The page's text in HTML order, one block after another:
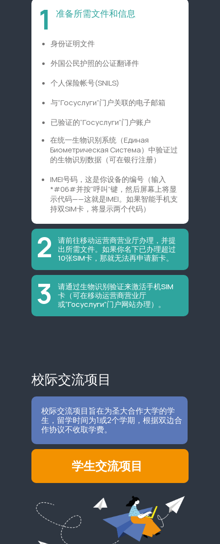
在统一生物识别系统（Единая
Биометрическая Система）中验证过
的生物识别数据（可在银行注册）
IMEI号码，这是你设备的编号（输入
*#06#并按“呼叫”键，然后屏幕上将显
示代码——这就是IMEI。如果智能手机支
持双SIM卡，将显示两个代码）
准备所需文件和信息
身份证明文件
外国公民护照的公证翻译件
个人保险帐号(SNILS)
与“Госуслуги”门户关联的电子邮箱
已验证的“Госуслуги”门户账户
请前往移动运营商营业厅办理，并提
出所需文件。如果你名下已办理超过
10张SIM卡，那就无法再申请新卡。
请通过生物识别验证来激活手机SIM
卡（可在移动运营商营业厅
或“Госуслуги”门户网站办理）。
3
2
1
校际交流项目
校际交流项目旨在为圣大合作大学的学
生，留学时间为1或2个学期，根据双边合
作协议不收取学费。
学生交流项目